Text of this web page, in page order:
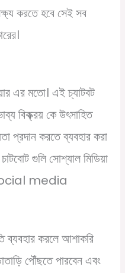
করতে হবে সেই সব
এর মতো। এই চ্যাটবট
বিক্ক্রয় কে উৎসাহিত
প্রদান করতে ব্যবহার করা
গুলি সোশ্যাল মিডিয়া
social media
ব্যবহার করলে আশাকরি
পৌঁছতে পারবেন এবং